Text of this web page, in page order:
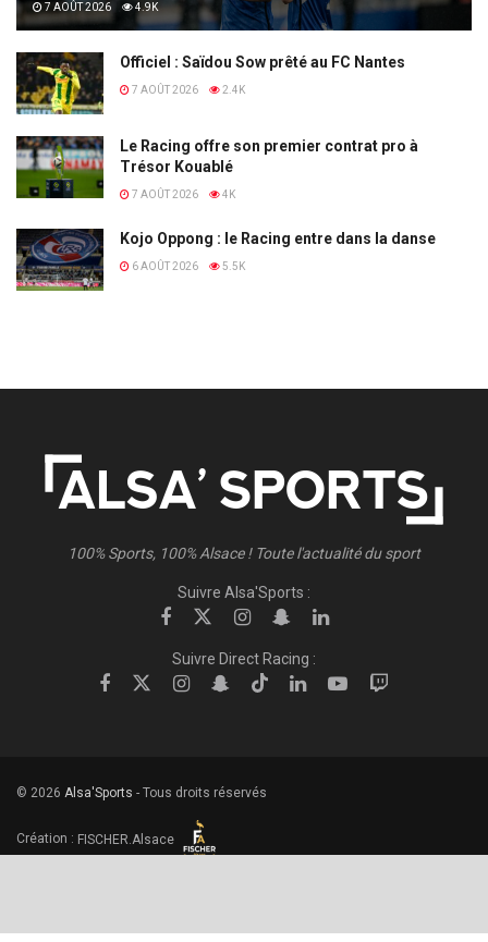
7 AOÛT 2026 4.9K
Officiel : Saïdou Sow prêté au FC Nantes
7 AOÛT 2026 2.4K
Le Racing offre son premier contrat pro à
Trésor Kouablé
7 AOÛT 2026 4K
Kojo Oppong : le Racing entre dans la danse
6 AOÛT 2026 5.5K
100% Sports, 100% Alsace ! Toute l'actualité du sport
Suivre Alsa'Sports :
Suivre Direct Racing :
© 2026 Alsa'Sports - Tous droits réservés
Création : FISCHER.Alsace
Conditions générales de vente
Mentions Légales Contact